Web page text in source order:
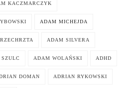
KACZMARCZYK
ADAM MICHEJDA
ADAM SILVERA
ADAM WOLAŃSKI ADHD
DOMAN ADRIAN RYKOWSKI